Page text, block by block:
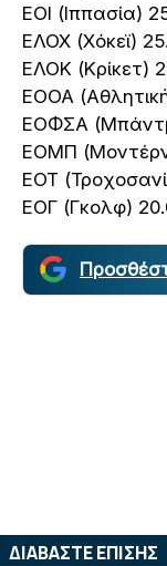
ΕΟΙ (Ιππασία)
ΕΛΟΧ (Χόκεϊ)
ΕΛΟΚ (Κρίκετ)
ΕΟΟΑ
ΕΟΦΣΑ
ΕΟΜΠ
ΕΟΤ
ΕΟΓ (Γκολφ)
ΔΙΑΒΑΣΤΕ ΕΠΙΣΗΣ